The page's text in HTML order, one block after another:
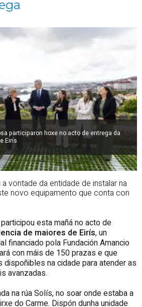
participaron hoxe no acto de entrega da
Eirís
vontade da entidade de instalar na
novo equipamento que conta con
esta mañá no acto de
de maiores de Eirís, un
financiado pola Fundación Amancio
con máis de 150 prazas e que
dispoñibles na cidade para atender as
avanzadas.
na rúa Solís, no soar onde estaba a
do Carme. Dispón dunha unidade